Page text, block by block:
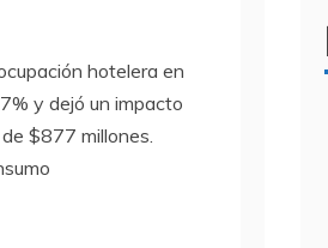
hotelera en
y dejó un impacto
$877 millones.